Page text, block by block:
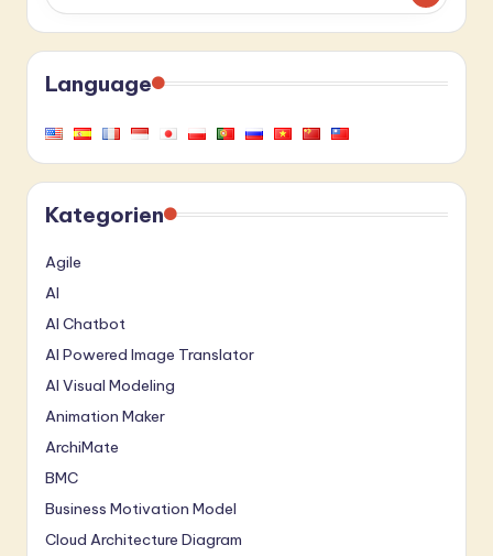
Language
Kategorien
Agile
AI
AI Chatbot
AI Powered Image Translator
AI Visual Modeling
Animation Maker
ArchiMate
BMC
Business Motivation Model
Cloud Architecture Diagram